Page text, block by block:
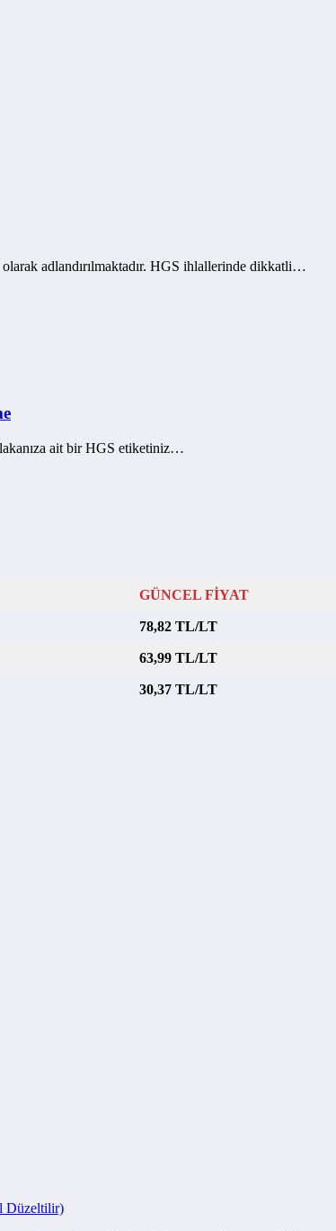
adlandırılmaktadır. HGS ihlallerinde dikkatli…
ait bir HGS etiketiniz…
GÜNCEL FİYAT
78,82 TL/LT
63,99 TL/LT
30,37 TL/LT
Düzeltilir)